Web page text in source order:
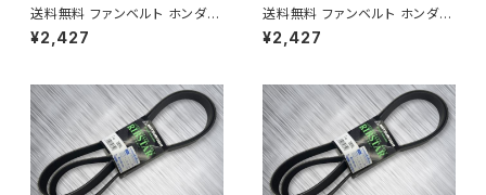
送料無料 ファンベルト ホンダ
ゼスト 型式JE1 H18.03～H24.
11 （国内トップメーカー） 1本 H
¥2,427
送料無料 ファンベルト ホンダ ラ
イフ 型式JB6 H15.09～H20.1
1 （国内トップメーカー） 1本 HA
¥2,427